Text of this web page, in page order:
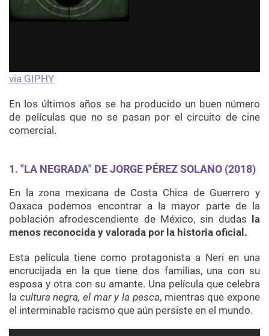
via GIPHY
En los últimos años se ha producido un buen número
de películas que no se pasan por el circuito de cine
comercial.
1. "LA NEGRADA" DE JORGE PÉREZ SOLANO (2018)
En la zona mexicana de Costa Chica de Guerrero y
Oaxaca podemos encontrar a la mayor parte de la
población afrodescendiente de México, sin dudas la
menos reconocida y valorada por la historia oficial.
Esta película tiene como protagonista a Neri en una
encrucijada en la que tiene dos familias, una con su
esposa y otra con su amante. Una película que celebra
la cultura negra, el mar y la pesca, mientras que expone
el interminable racismo que aún persiste en el mundo.